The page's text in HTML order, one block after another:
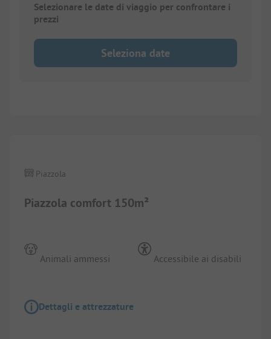
Selezionare le date di viaggio per confrontare i
prezzi
Seleziona date
Piazzola comfort 150m²
Piazzola
Animali ammessi Accessibile ai disabili
Dettagli e attrezzature